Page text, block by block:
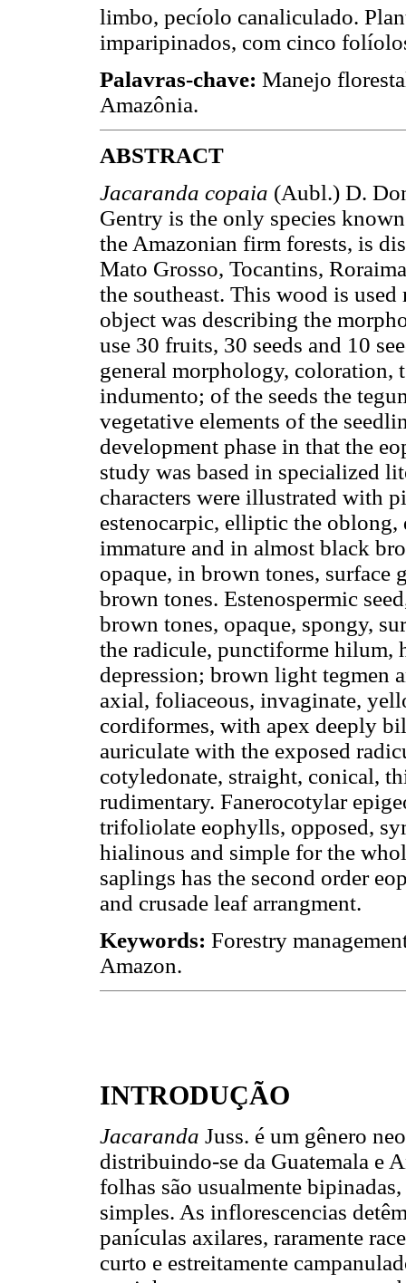
limbo, pecíolo canaliculado.
imparipinados, com cinco
Palavras-chave: Manejo
Amazônia.
ABSTRACT
Jacaranda copaia (Aubl.) D.
Gentry is the only species
the Amazonian firm forests, is
Mato Grosso, Tocantins,
the southeast. This wood is
object was describing the
use 30 fruits, 30 seeds and 10
general morphology, coloration,
indumento; of the seeds the
vegetative elements of the
development phase in that the
study was based in specialized
characters were illustrated with
estenocarpic, elliptic the oblong,
immature and in almost black
opaque, in brown tones,
brown tones. Estenospermic
brown tones, opaque, spongy,
the radicule, punctiforme hilum,
depression; brown light tegmen
axial, foliaceous, invaginate,
cordiformes, with apex deeply
auriculate with the exposed
cotyledonate, straight, conical,
rudimentary. Fanerocotylar
trifoliolate eophylls, opposed,
hialinous and simple for the
saplings has the second order
and crusade leaf arrangment.
Keywords: Forestry
Amazon.
INTRODUÇÃO
Jacaranda Juss. é um gênero
distribuindo-se da Guatemala e
folhas são usualmente
simples. As inflorescencias
panículas axilares, raramente
curto e estreitamente